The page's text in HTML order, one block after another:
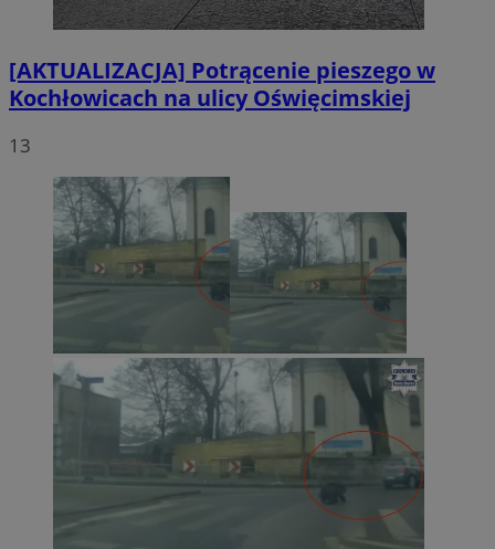
[AKTUALIZACJA] Potrącenie pieszego w
Kochłowicach na ulicy Oświęcimskiej
13